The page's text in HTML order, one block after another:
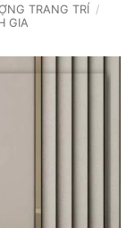
TRANG TRÍ /
GIA